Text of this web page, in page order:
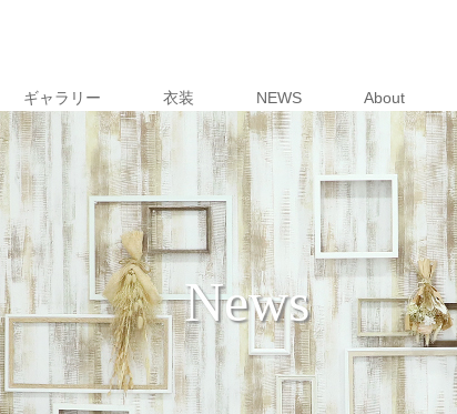
ギャラリー 衣装 NEWS About
News